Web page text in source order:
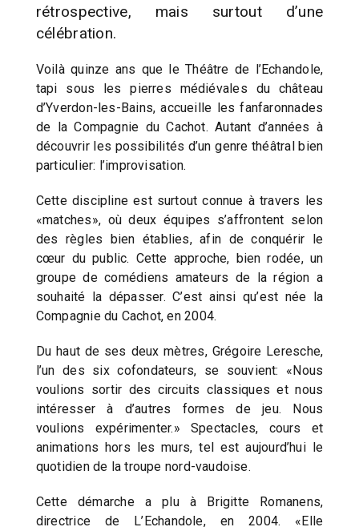
rétrospective, mais surtout d’une
célébration.
Voilà quinze ans que le Théâtre de l’Echandole,
tapi sous les pierres médiévales du château
d’Yverdon-les-Bains, accueille les fanfaronnades
de la Compagnie du Cachot. Autant d’années à
découvrir les possibilités d’un genre théâtral bien
particulier: l’improvisation.
Cette discipline est surtout connue à travers les
«matches», où deux équipes s’affrontent selon
des règles bien établies, afin de conquérir le
cœur du public. Cette approche, bien rodée, un
groupe de comédiens amateurs de la région a
souhaité la dépasser. C’est ainsi qu’est née la
Compagnie du Cachot, en 2004.
Du haut de ses deux mètres, Grégoire Leresche,
l’un des six cofondateurs, se souvient: «Nous
voulions sortir des circuits classiques et nous
intéresser à d’autres formes de jeu. Nous
voulions expérimenter.» Spectacles, cours et
animations hors les murs, tel est aujourd’hui le
quotidien de la troupe nord-vaudoise.
Cette démarche a plu à Brigitte Romanens,
directrice de L’Echandole, en 2004. «Elle